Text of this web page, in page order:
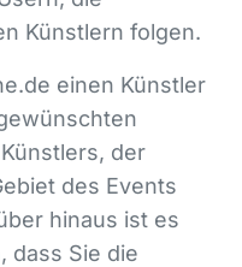
Künstlern folgen.
einen Künstler
der
des Events
hinaus ist es
dass Sie die